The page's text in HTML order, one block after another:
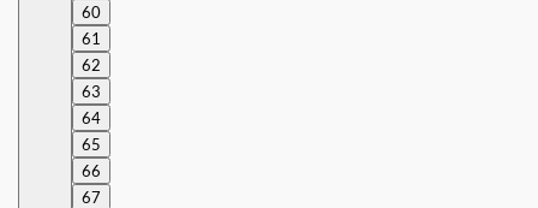
60
61
62
63
64
65
66
67